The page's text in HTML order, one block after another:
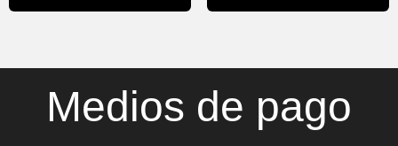
Medios de pago